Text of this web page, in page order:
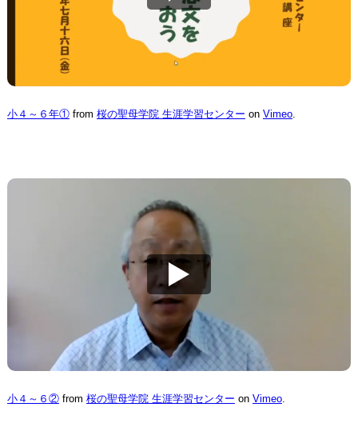
小４～６年①from 桜の聖母学院 生涯学習センター on Vimeo.
小４～６②from 桜の聖母学院 生涯学習センター on Vimeo.